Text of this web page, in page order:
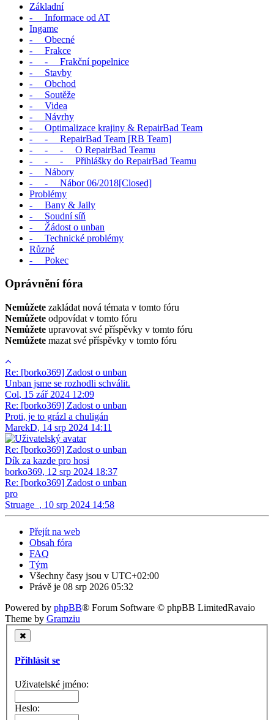
Základní
- Informace od AT
Ingame
- Obecné
- Frakce
- - Frakční popelnice
- Stavby
- Obchod
- Soutěže
- Videa
- Návrhy
- Optimalizace krajiny & RepairBad Team
- - RepairBad Team [RB Team]
- - - O RepairBad Teamu
- - - Přihlášky do RepairBad Teamu
- Nábory
- - Nábor 06/2018[Closed]
Problémy
- Bany & Jaily
- Soudní síň
- Žádost o unban
- Technické problémy
Různé
- Pokec
Oprávnění fóra
Nemůžete zakládat nová témata v tomto fóru
Nemůžete odpovídat v tomto fóru
Nemůžete upravovat své příspěvky v tomto fóru
Nemůžete mazat své příspěvky v tomto fóru
Re: [borko369] Zadost o unban
Unban jsme se rozhodli schválit.
Col, 15 zář 2024 12:09
Re: [borko369] Zadost o unban
Proti, je to grázl a chuligán
MarekD, 14 srp 2024 14:11
Re: [borko369] Zadost o unban
Dík za kazde pro hosi
borko369, 12 srp 2024 18:37
Re: [borko369] Zadost o unban
pro
Struage_ , 10 srp 2024 14:58
Přejít na web
Obsah fóra
FAQ
Tým
Všechny časy jsou v UTC+02:00
Právě je 08 srp 2026 05:32
Powered by phpBB® Forum Software © phpBB LimitedRavaio
Theme by Gramziu
Přihlásit se
Uživatelské jméno:
Heslo: